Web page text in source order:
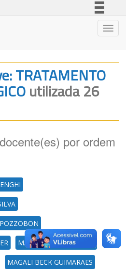
Legislação
Canais
TRATAMENTO
utilizada 26
por ordem
MARILIA PIVETTA RIPPE
MAGALI BECK GUIMARAES